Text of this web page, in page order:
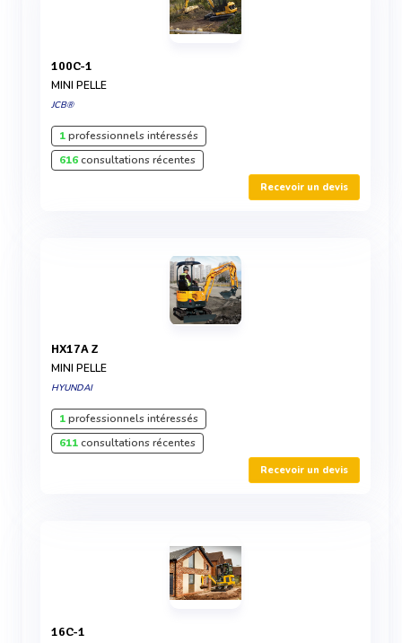
100C-1
MINI PELLE
JCB®
1professionnels intéressés
616consultations récentes
Recevoir un devis
HX17A Z
MINI PELLE
HYUNDAI
1professionnels intéressés
611consultations récentes
Recevoir un devis
16C-1